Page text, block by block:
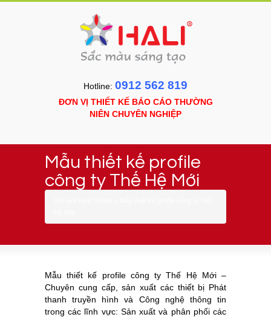
Hotline: 0912 562 819
ĐƠN VỊ THIẾT KẾ BÁO CÁO THƯỜNG
NIÊN CHUYÊN NGHIỆP
Mẫu thiết kế profile
công ty Thế Hệ Mới
Mẫu thiết kế profile công ty Thế Hệ Mới –
Chuyên cung cấp, sản xuất các thiết bị Phát
thanh truyền hình và Công nghệ thông tin
trong các lĩnh vực: Sản xuất và phân phối các